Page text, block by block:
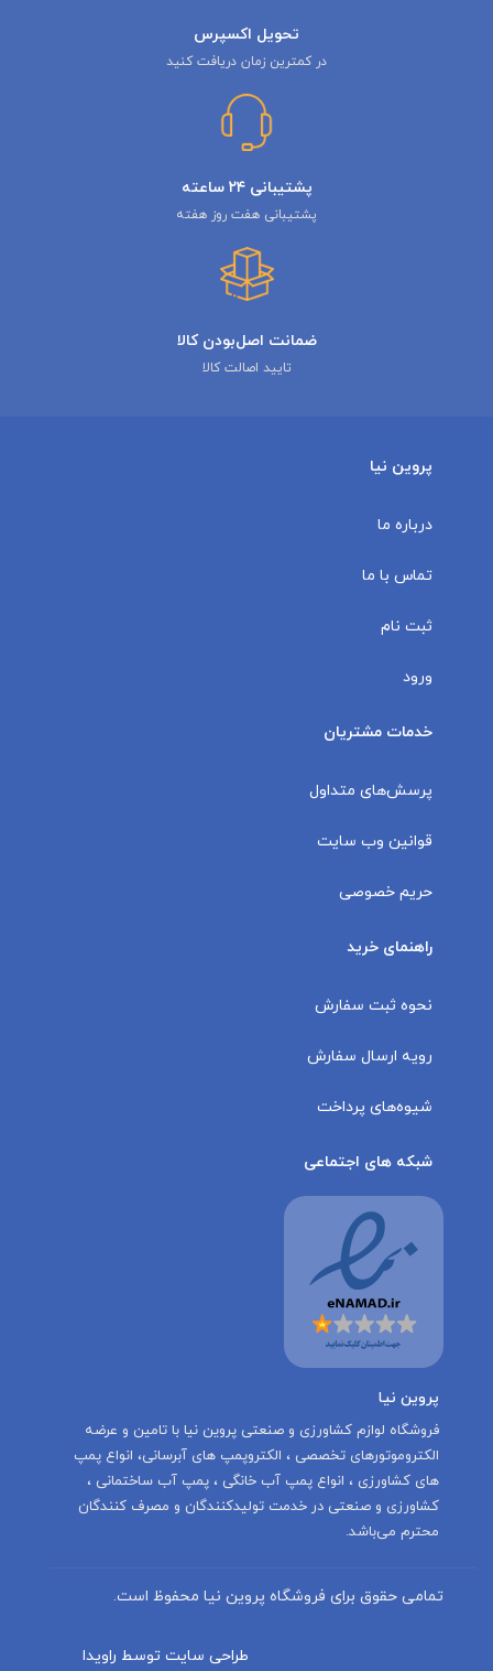
تحویل اکسپرس
در کمترین زمان دریافت کنید
پشتیبانی ۲۴ ساعته
پشتیبانی هفت روز هفته
ضمانت اصل‌بودن کالا
تایید اصالت کالا
پروین نیا
درباره ما
تماس با ما
ثبت نام
ورود
خدمات مشتریان
پرسش‌های متداول
قوانین وب سایت
حریم خصوصی
راهنمای خرید
نحوه ثبت سفارش
رویه ارسال سفارش
شیوه‌های پرداخت
شبکه های اجتماعی
پروین نیا
‌فروشگاه لوازم کشاورزی و صنعتی پروین نیا با تامين و عرضه
الكتروموتورهاى تخصصى ، الكتروپمپ هاى آبرسانى، انواع پمپ
های کشاورزی ، انواع پمپ آب خانگی ، پمپ آب ساختمانی ،
کشاورزی و صنعتی در خدمت توليدكنندگان و مصرف كنندگان
محترم می‌باشد.
تمامی حقوق برای فروشگاه پروین نیا محفوظ است.
طراحی سایت توسط راویدا